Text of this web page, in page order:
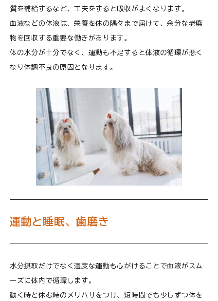
質を補給するなど、工夫をすると吸収がよくなります。
血液などの体液は、栄養を体の隅々まで届けて、余分な老廃
物を回収する重要な働きがあります。
体の水分が十分でなく、運動も不足すると体液の循環が悪く
なり体調不良の原因となります。
運動と睡眠、歯磨き
水分摂取だけでなく適度な運動も心がけることで血液がスム
ーズに体内で循環します。
動く時と休む時のメリハリをつけ、短時間でも少しずつ体を